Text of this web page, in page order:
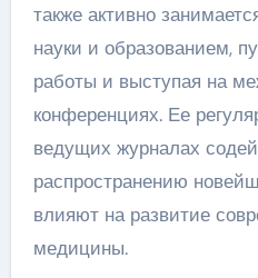
также активно
науки и образованием,
работы и выступая на
конференциях. Ее
ведущих журналах
распространению
влияют на развитие
медицины.